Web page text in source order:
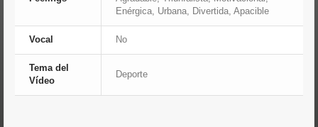
Enérgica, Urbana, Divertida, Apacible
Vocal No
Tema del
Vídeo
Deporte